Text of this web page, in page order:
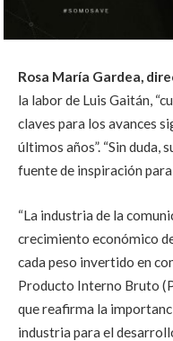
Rosa María Gardea,
la labor de Luis Gaitán,
claves para los avances
últimos años”. “Sin duda,
fuente de inspiración
“La industria de la
crecimiento económico
cada peso invertido en
Producto Interno Bruto
que reafirma la
industria para el